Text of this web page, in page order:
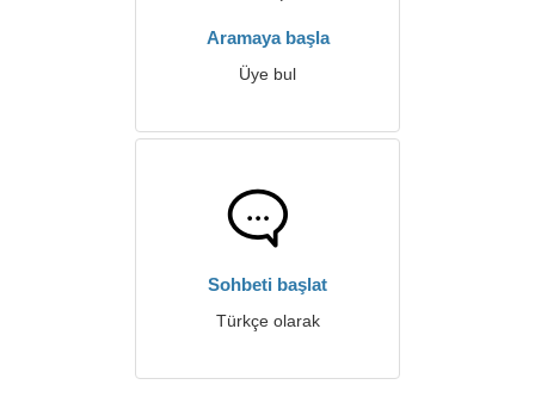
Aramaya başla
Üye bul
Sohbeti başlat
Türkçe olarak